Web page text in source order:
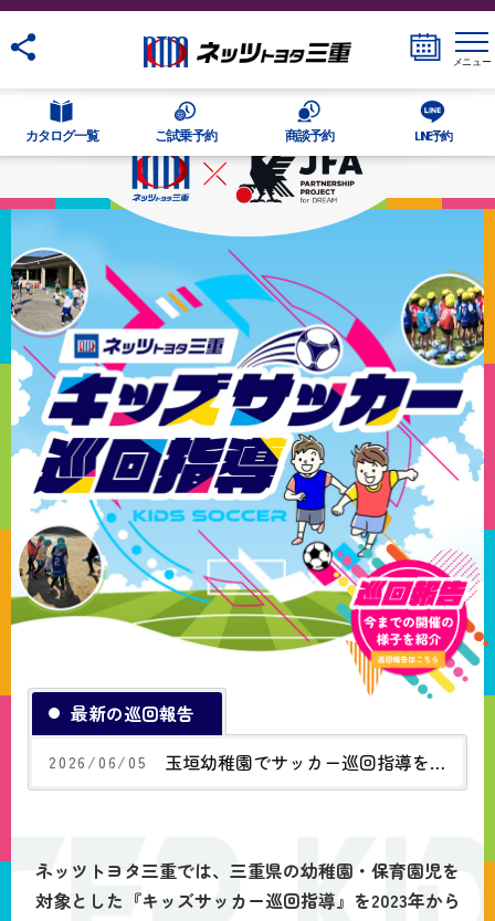
日 月 水 土
1
3 4 5 6 8
9 10 11 12 13 14 15
16 17 18 19 20 21
25 26 27 28
30 31
メニュー
ニュース
自動車保険
カタログ一覧 ご試乗予約 商談予約 LINE予約
最新の巡回報告
2026/06/05
玉垣幼稚園でサッカー巡回指導を実
施いたしました
ネッツトヨタ三重では、三重県の幼稚園・保育園児を
対象とした 『キッズサッカー巡回指導』を2023年から